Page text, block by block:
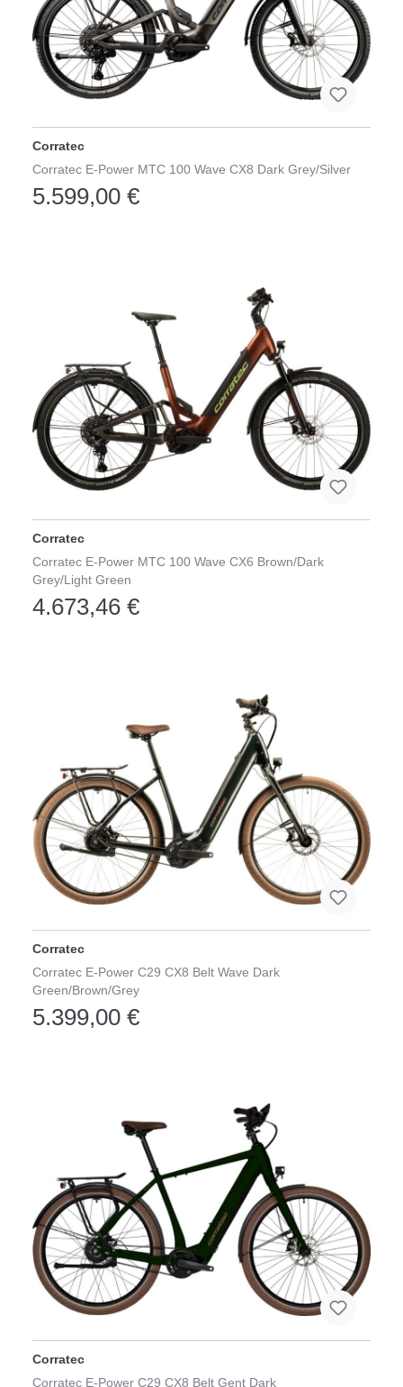
Corratec
Corratec E-Power MTC 100 Wave CX8 Dark Grey/Silver
5.599,00 €
Corratec
Corratec E-Power MTC 100 Wave CX6 Brown/Dark
Grey/Light Green
4.673,46 €
Corratec
Corratec E-Power C29 CX8 Belt Wave Dark
Green/Brown/Grey
5.399,00 €
Corratec
Corratec E-Power C29 CX8 Belt Gent Dark